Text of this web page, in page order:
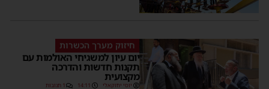
חיזוק מערך הכשרות
יום עיון למשגיחי האולמות עם
תקנות חדשות והדרכה
מקצועית
יוסי יחזקאלי 14:11 1 תגובות